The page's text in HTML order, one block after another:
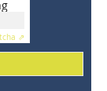
⇗